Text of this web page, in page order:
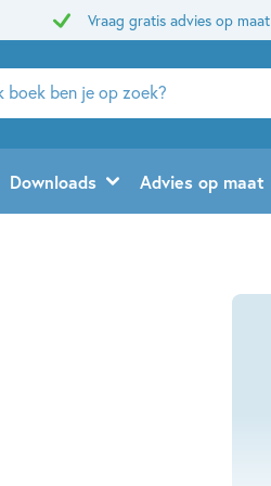
Vraag gratis advies op maat
Downloads Advies op maat